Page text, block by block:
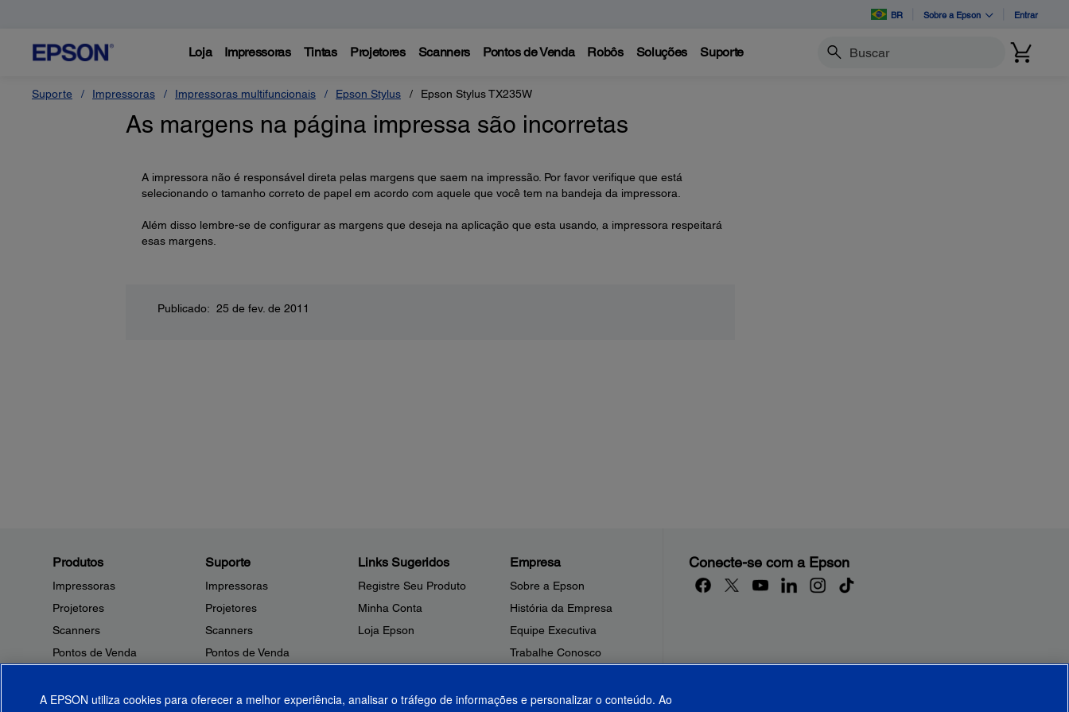
BR Sobre a Epson Entrar
Loja Impressoras Tintas Projetores Scanners Pontos de Venda Robôs Soluções Suporte Buscar
Suporte Impressoras Impressoras multifuncionais Epson Stylus Epson Stylus TX235W
As margens na página impressa são incorretas
A impressora não é responsável direta pelas margens que saem na impressão. Por favor verifique que está
selecionando o tamanho correto de papel em acordo com aquele que você tem na bandeja da impressora.
Além disso lembre-se de configurar as margens que deseja na aplicação que esta usando, a impressora respeitará
esas margens.
Publicado: 25 de fev. de 2011
Produtos
Impressoras
Projetores
Scanners
Pontos de Venda
Microdispositivos
Suporte
Impressoras
Projetores
Scanners
Pontos de Venda
Outros Produtos
Links Sugeridos
Registre Seu Produto
Minha Conta
Loja Epson
Empresa
Sobre a Epson
História da Empresa
Equipe Executiva
Trabalhe Conosco
Fale Conosco
Conecte-se com a Epson
A EPSON utiliza cookies para oferecer a melhor experiência, analisar o tráfego de informações e personalizar o conteúdo. Ao